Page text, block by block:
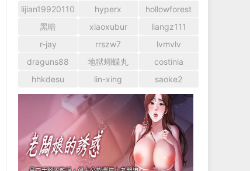
lijian19920110 hyperx
hollowforest
黑暗
xiaoxubur
liangz111
r-jay
rrszw7
lvmvlv
draguns88
地狱蝴蝶丸
costinia
hhkdesu
lin-xing saoke2